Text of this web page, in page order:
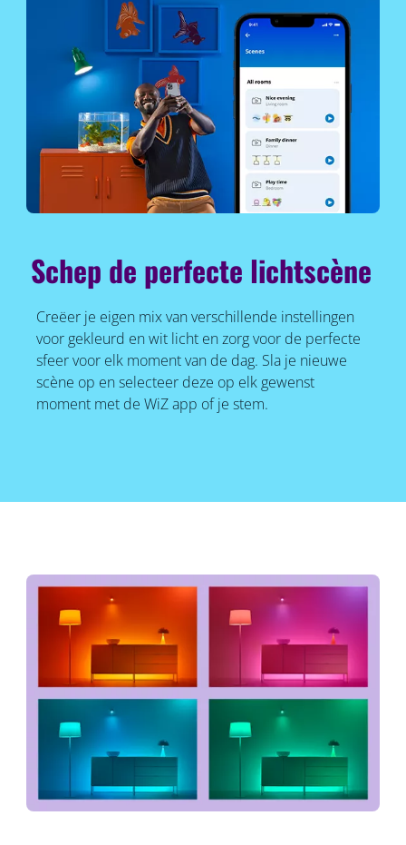
Schep de perfecte lichtscène
Creëer je eigen mix van verschillende instellingen
voor gekleurd en wit licht en zorg voor de perfecte
sfeer voor elk moment van de dag. Sla je nieuwe
scène op en selecteer deze op elk gewenst
moment met de WiZ app of je stem.